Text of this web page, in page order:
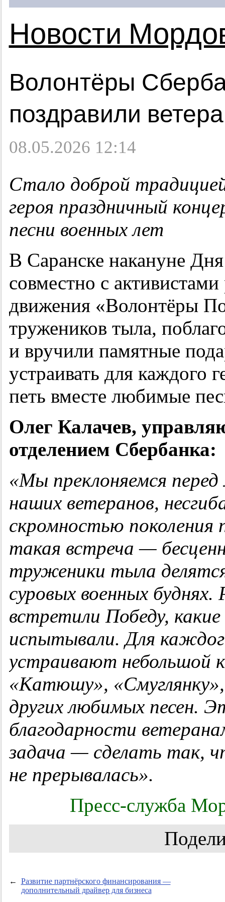
Новости
Волонтёры
поздравили
08.05.2026 12:14
Стало доброй
героя праздничный
песни военных лет
В Саранске накануне
совместно с
движения «Волонтёры
тружеников тыла,
и вручили памятные
устраивать для каждого
петь вместе любимые
Олег Калачев,
отделением Сбербанка:
«Мы преклоняемся
наших ветеранов,
скромностью поколения
такая встреча —
труженики тыла
суровых военных
встретили Победу,
испытывали. Для
устраивают небольшой
«Катюшу»,
других любимых песен.
благодарности
задача — сделать так,
не прерывалась».
Пресс-служба
←
Развитие партнёрского финансирования —
дополнительный драйвер для бизнеса